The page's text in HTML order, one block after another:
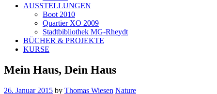
AUSSTELLUNGEN
Boot 2010
Quartier XO 2009
Stadtbibliothek MG-Rheydt
BÜCHER & PROJEKTE
KURSE
Mein Haus, Dein Haus
26. Januar 2015 by Thomas Wiesen Nature